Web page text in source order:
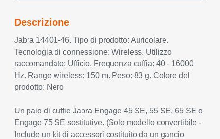
Descrizione
Jabra 14401-46. Tipo di prodotto: Auricolare.
Tecnologia di connessione: Wireless. Utilizzo
raccomandato: Ufficio. Frequenza cuffia: 40 - 16000
Hz. Range wireless: 150 m. Peso: 83 g. Colore del
prodotto: Nero
Un paio di cuffie Jabra Engage 45 SE, 55 SE, 65 SE o
Engage 75 SE sostitutive. (Solo modello convertibile -
Include un kit di accessori costituito da un gancio